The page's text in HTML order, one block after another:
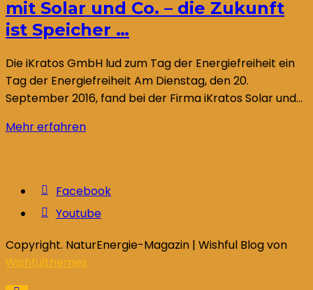
mit Solar und Co. – die Zukunft
ist Speicher …
Die iKratos GmbH lud zum Tag der Energiefreiheit ein
Tag der Energiefreiheit Am Dienstag, den 20.
September 2016, fand bei der Firma iKratos Solar und…
Mehr erfahren
Facebook
Youtube
Copyright. NaturEnergie-Magazin | Wishful Blog von
Wishfulthemes